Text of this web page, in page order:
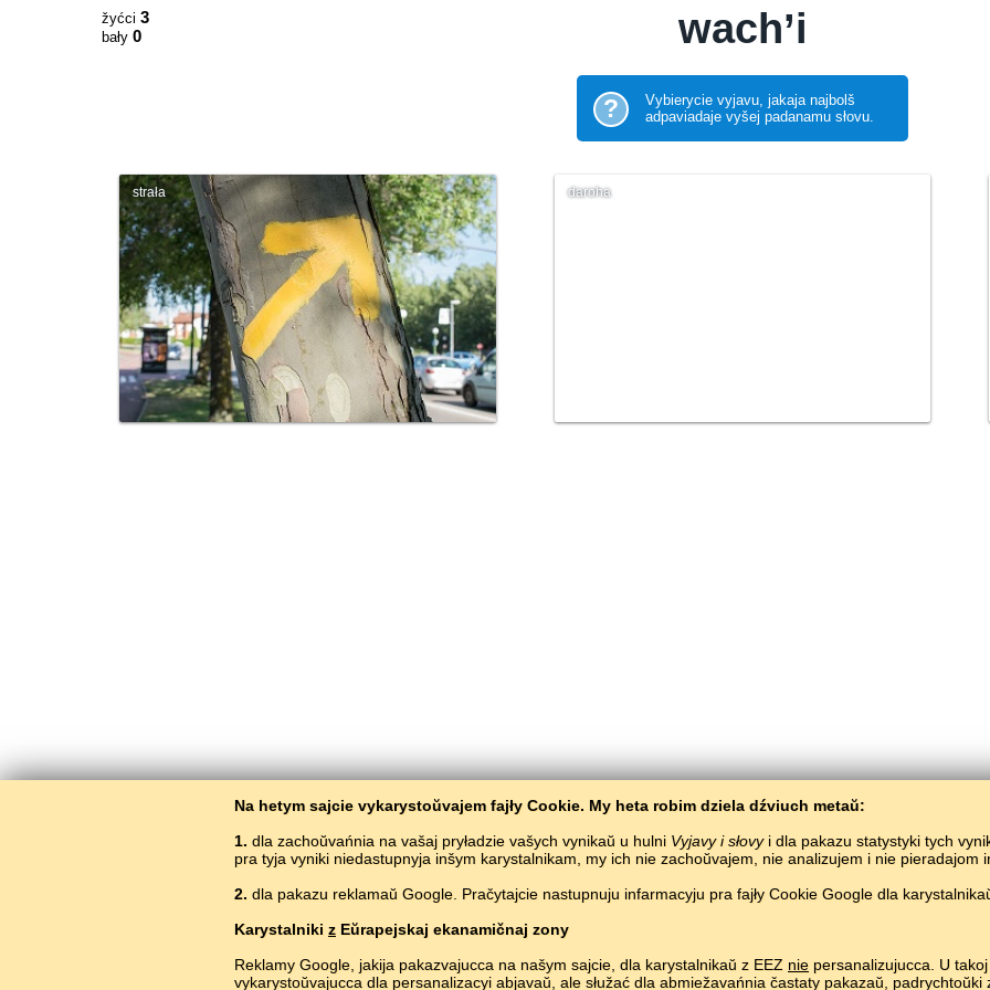
Na hetym sajcie vykarystoŭvajem fajły Cookie. My heta robim dziela dźviuch metaŭ:
1. dla zachoŭvańnia na vašaj pryładzie vašych vynikaŭ u hulni Vyjavy i słovyi dla pakazu statystyki tych
pra tyja vyniki niedastupnyja inšym karystalnikam, my ich nie zachoŭvajem, nie analizujem i nie pieradajom
2. dla pakazu reklamaŭ Google. Pračytajcie nastupnuju infarmacyju pra fajły Cookie Google dla
Karystalniki z Eŭrapejskaj ekanamičnaj zony
Reklamy Google, jakija pakazvajucca na našym sajcie, dla karystalnikaŭ z EEZ nie persanalizujucca. U
vykarystoŭvajucca dla persanalizacyi abjavaŭ, ale słužać dla abmiežavańnia častaty pakazaŭ,
žyćci 3
bały 0 wach’i
?
Vybierycie vyjavu, jakaja najbolš
adpaviadaje vyšej padanamu słovu.
strała daroha
Bałta­Słaŭ/ Vyjavy i słovy
Kečua (Cusco) mova ŭ malunkach
Copyright © 2015–2025 BALTOSLAV.